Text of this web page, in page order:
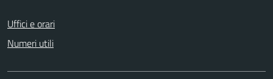
Uffici e orari
Numeri utili